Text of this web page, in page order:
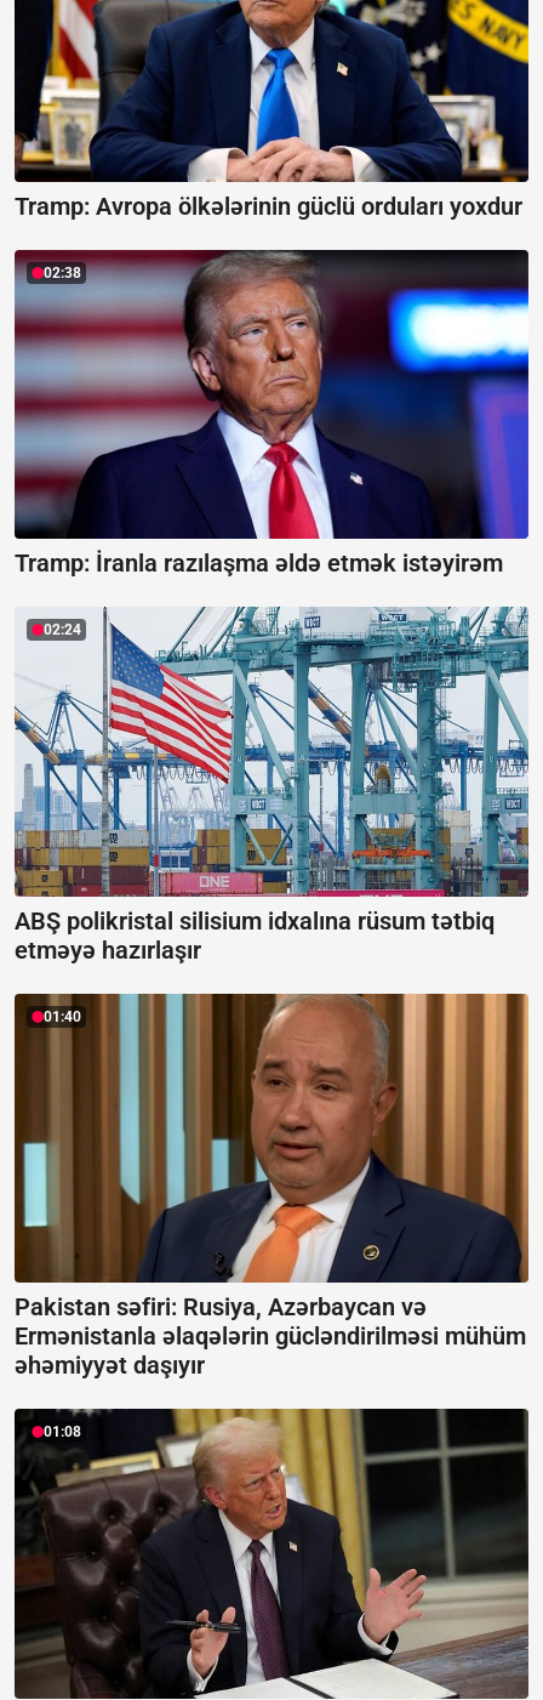
Tramp: Avropa ölkələrinin güclü orduları yoxdur
02:38
Tramp: İranla razılaşma əldə etmək istəyirəm
02:24
ABŞ polikristal silisium idxalına rüsum tətbiq
etməyə hazırlaşır
01:40
Pakistan səfiri: Rusiya, Azərbaycan və
Ermənistanla əlaqələrin gücləndirilməsi mühüm
əhəmiyyət daşıyır
01:08